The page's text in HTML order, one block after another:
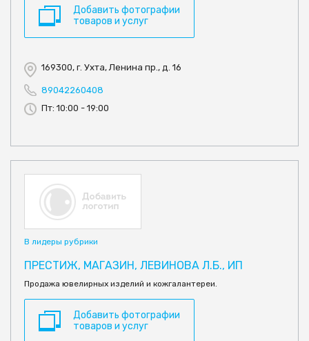
Добавить фотографии
товаров и услуг
169300, г. Ухта, Ленина пр., д. 16
89042260408
Пт: 10:00 - 19:00
В лидеры рубрики
ПРЕСТИЖ, МАГАЗИН, ЛЕВИНОВА Л.Б., ИП
Продажа ювелирных изделий и кожгалантереи.
Добавить фотографии
товаров и услуг